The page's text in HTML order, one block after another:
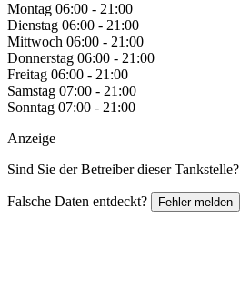
Montag 06:00 - 21:00
Dienstag 06:00 - 21:00
Mittwoch 06:00 - 21:00
Donnerstag 06:00 - 21:00
Freitag 06:00 - 21:00
Samstag 07:00 - 21:00
Sonntag 07:00 - 21:00
Anzeige
Sind Sie der Betreiber dieser Tankstelle?
Falsche Daten entdeckt? Fehler melden